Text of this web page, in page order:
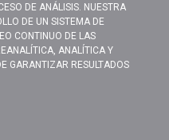
DE ANÁLISIS. NUESTRA
DE UN SISTEMA DE
CONTINUO DE LAS
ANALÍTICA Y
GARANTIZAR RESULTADOS